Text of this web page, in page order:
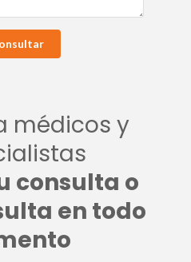
médicos y
consulta o
en todo